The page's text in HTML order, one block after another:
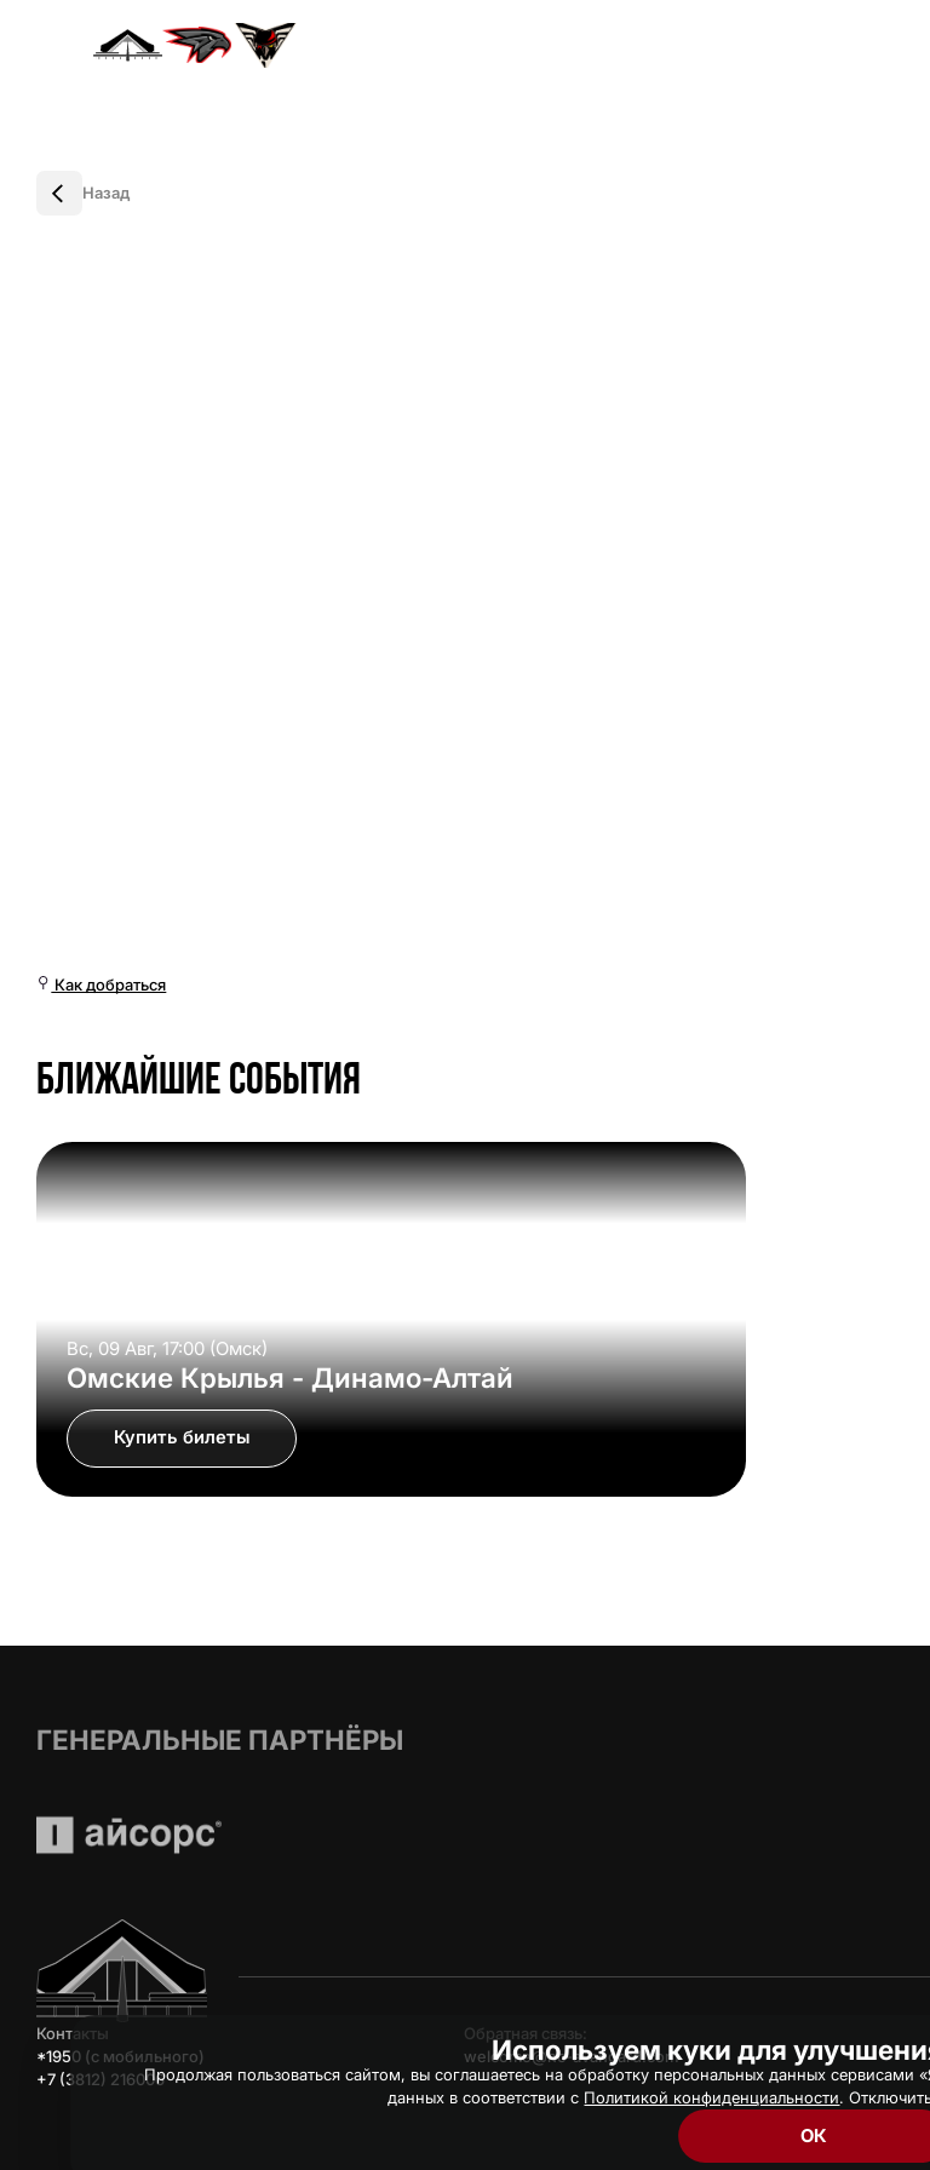
Назад
Как добраться
Ближайшие события
Вс, 09 Авг, 17:00 (Омск)
Омские Крылья - Динамо-Алтай
Купить билеты
ГЕНЕРАЛЬНЫЕ ПАРТНЁРЫ
Контакты
*1950 (c мобильного)
+7 (3812) 216006
Обратная связь:
welcome@hc-avangard.com
Используем куки для
Продолжая пользоваться сайтом, вы соглашаетесь на обработку персональных данных сервисами
данных в соответствии с Политикой конфиденциальности.
ОК